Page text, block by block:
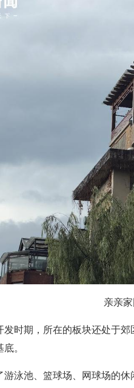
亲亲
时期，所在的板块还处于
。
泳池、篮球场、网球场的休